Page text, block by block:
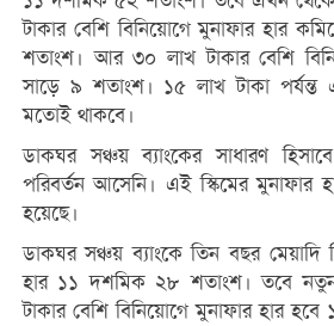
টাকার বেশি বিনিয়োগে মুনাফার হার
শতাংশ। আর ৩০ লাখ টাকার বেশি
সাড়ে ৯ শতাংশ। ১৫ লাখ টাকা
মতোই থাকবে।
ডাকঘর সঞ্চয় ব্যাংকের সাধারণ
পরিবর্তন আসেনি। এই স্কিমের মুনাফার
হয়েছে।
ডাকঘর সঞ্চয় ব্যাংকে তিন বছর মেয়াদি
হার ১১ দশমিক ২৮ শতাংশ। তবে
টাকার বেশি বিনিয়োগে মুনাফার হার